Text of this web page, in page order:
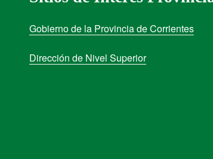
Gobierno de la Provincia de Corrientes
Dirección de Nivel Superior